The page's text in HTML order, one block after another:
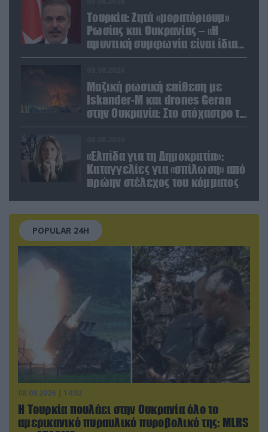
Τουρκία: Ζητά «μορατόριουμ»
Ρωσίας και Ουκρανίας – «Η
αμυντική συμφωνία είναι ίδια
με το άρθρο 5 του ΝΑΤΟ» (upd)
Μαζική ρωσική επίθεση με
Iskander-M και drones Geran
στην Ουκρανία: Στο στόχαστρο το
εργοστάσιο των Flamingo
«Ελπίδα για τη Δημοκρατία»:
Καταγγελίες για «σπίλωση» από
πρώην στέλεχος του κόμματος
POPULAR 24H
08.08.2026 | 14:02
Η Τουρκία πουλάει στην Ουκρανία όλο το
αμερικανικό πυραυλικό πυροβολικό της: MLRS